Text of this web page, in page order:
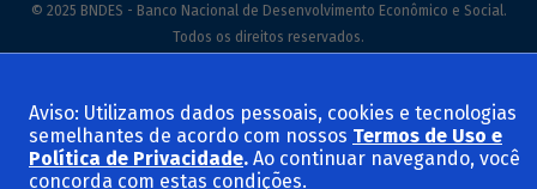
© 2025 BNDES - Banco Nacional de Desenvolvimento Econômico e Social.
Todos os direitos reservados.
Aviso: Utilizamos dados pessoais, cookies e tecnologias
semelhantes de acordo com nossos Termos de Uso e
Política de Privacidade. Ao continuar navegando, você
concorda com estas condições.